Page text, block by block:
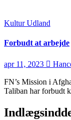
KulturUdland
Forbudt at arbejde
apr 11, 2023
FN’s Mission i
Taliban har forbudt